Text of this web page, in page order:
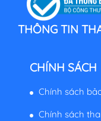
THÔNG TIN
CHÍNH SÁCH
Chính sách
Chính sách